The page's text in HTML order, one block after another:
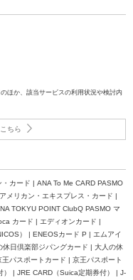
ほか、該当サービスの利用状況や検討内
ちら
カード | ANA To Me CARD PASMO
メリカン・エキスプレス・カード |
TOKYU POINT ClubQ PASMO マ
カード | エディオンカード |
） | ENEOSカード P | エムアイ
日倶楽部ジパングカード | 大人の休
パスポートカード | 京王パスポート
| JRE CARD（Suica定期券付） | J-